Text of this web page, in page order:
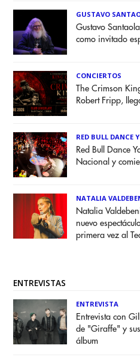
GUSTAVO
Gustavo
como invitado
CONCIERTOS
The Crimson
Robert Fripp,
RED BULL DANCE
Red Bull Dance
Nacional y
NATALIA
Natalia
nuevo
primera vez al
ENTREVISTAS
ENTREVISTA
Entrevista con
de "Giraffe" y
álbum